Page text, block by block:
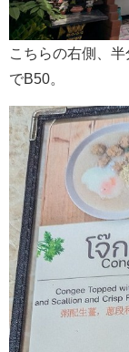
こちらの右側、
でB50。